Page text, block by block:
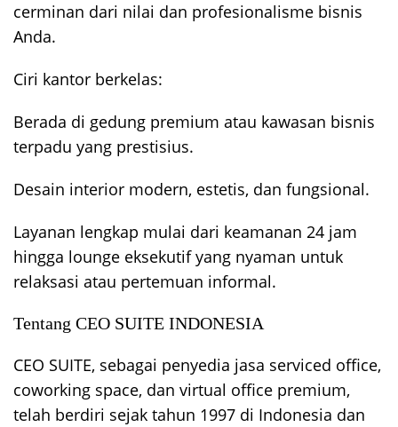
cerminan dari nilai dan profesionalisme bisnis
Anda.
Ciri kantor berkelas:
Berada di gedung premium atau kawasan bisnis
terpadu yang prestisius.
Desain interior modern, estetis, dan fungsional.
Layanan lengkap mulai dari keamanan 24 jam
hingga lounge eksekutif yang nyaman untuk
relaksasi atau pertemuan informal.
Tentang CEO SUITE INDONESIA
CEO SUITE, sebagai penyedia jasa serviced office,
coworking space, dan virtual office premium,
telah berdiri sejak tahun 1997 di Indonesia dan